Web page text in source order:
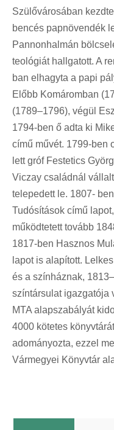
Szülővárosában
bencés papnövendék
Pannonhalmán
teológiát hallgatott. A
ban elhagyta a papi
Előbb Komáromban
(1789–1796), végül
1794-ben ő adta ki
című művét. 1799-ben
lett gróf Festetics
Viczay családnál
telepedett le. 1807-
Tudósítások című
működtetett tovább
1817-ben Hasznos
lapot is alapított.
és a színháznak,
színtársulat igazgatója
MTA alapszabályát
4000 kötetes
adományozta, ezzel
Vármegyei Könyvtár